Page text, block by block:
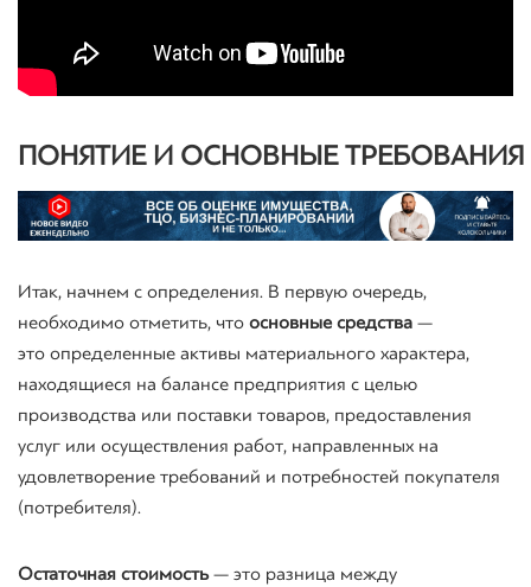
ПОНЯТИЕИ ОСНОВНЫЕ ТРЕБОВАНИЯ
Итак, начнем с определения. В первую очередь,
необходимо отметить, что основные средства —
это определенные активы материального характера,
находящиеся на балансе предприятия с целью
производства или поставки товаров, предоставления
услуг или осуществления работ, направленных на
удовлетворение требований и потребностей покупателя
(потребителя).
Остаточная стоимость— это разница между